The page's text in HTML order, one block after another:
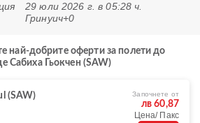
29 юли 2026 г. в 05:28 ч.
Гринуич+0
най-добрите оферти за полети до
Сабиха Гьокчен (SAW)
(SAW)
Започнете от
лв 60,87
Цена/ Пакс